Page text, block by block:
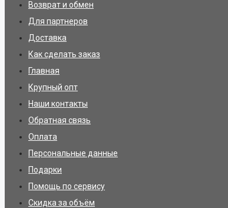
Возврат и обмен
Для партнеров
Доставка
Как сделать заказ
Главная
Крупный опт
Наши контакты
Обратная связь
Оплата
Персональные данные
Подарки
Помощь по сервису
Скидка за объём